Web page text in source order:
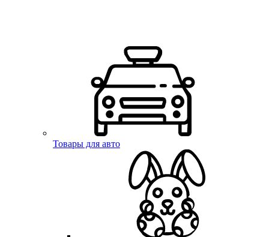
Товары для авто